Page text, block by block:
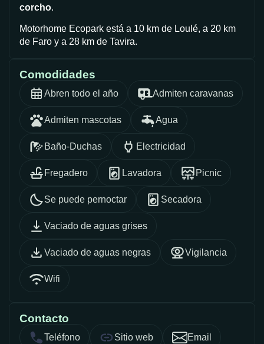
corcho.
Motorhome Ecopark está a 10 km de Loulé, a 20 km
de Faro y a 28 km de Tavira.
Comodidades
Abren todo el año Admiten caravanas
Admiten mascotas Agua
Baño-Duchas Electricidad
Fregadero Lavadora Picnic
Se puede pernoctar Secadora
Vaciado de aguas grises
Vaciado de aguas negras Vigilancia
Wifi
Contacto
Teléfono Sitio web Email